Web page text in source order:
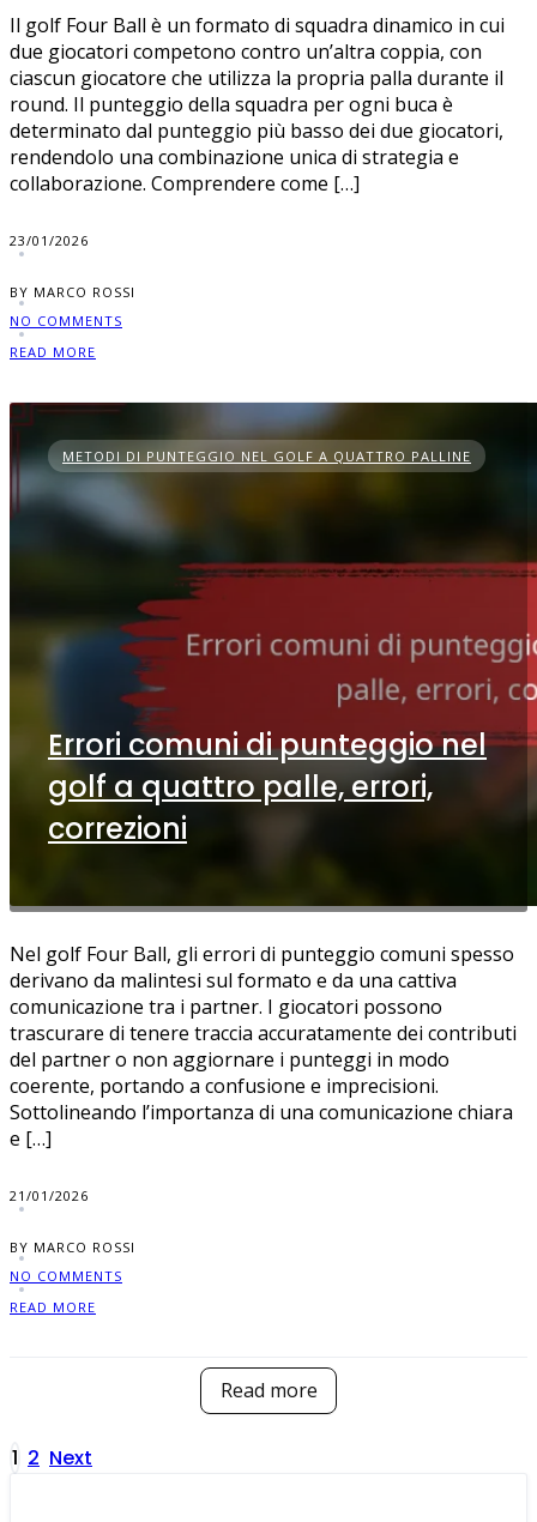
Il golf Four Ball è un formato di squadra dinamico in cui
due giocatori competono contro un’altra coppia, con
ciascun giocatore che utilizza la propria palla durante il
round. Il punteggio della squadra per ogni buca è
determinato dal punteggio più basso dei due giocatori,
rendendolo una combinazione unica di strategia e
collaborazione. Comprendere come […]
23/01/2026
BY MARCO ROSSI
NO COMMENTS
READ MORE
METODI DI PUNTEGGIO NEL GOLF A QUATTRO PALLINE
Errori comuni di punteggio nel
golf a quattro palle, errori,
correzioni
Nel golf Four Ball, gli errori di punteggio comuni spesso
derivano da malintesi sul formato e da una cattiva
comunicazione tra i partner. I giocatori possono
trascurare di tenere traccia accuratamente dei contributi
del partner o non aggiornare i punteggi in modo
coerente, portando a confusione e imprecisioni.
Sottolineando l’importanza di una comunicazione chiara
e […]
21/01/2026
BY MARCO ROSSI
NO COMMENTS
READ MORE
Read more
Posts
1 2 Next